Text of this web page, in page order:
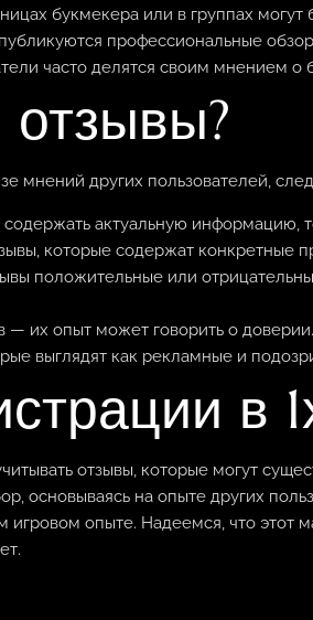
букмекера или в группах
профессиональные
часто делятся своим мнением
отзывы?
мнений других пользователей,
актуальную информацию,
которые содержат конкретные
положительные или
— их опыт может говорить о доверии.
выглядят как рекламные и
в
отзывы, которые могут
основываясь на опыте других
игровом опыте. Надеемся, что